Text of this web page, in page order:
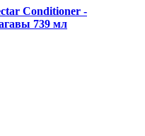
Conditioner -
739 мл